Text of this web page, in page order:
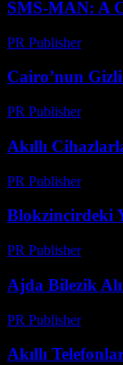
SMS-MAN: A
PR Publisher-
Cairo’nun
PR Publisher-
Akıllı
PR Publisher-
Blokzincirdeki
PR Publisher-
Ajda Bilezik
PR Publisher-
Akıllı